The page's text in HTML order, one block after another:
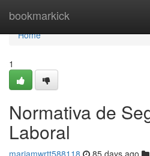
bookmarkick
Home
Home
1
Normativa de
Laboral
mariamwrtt588118 85 days ago